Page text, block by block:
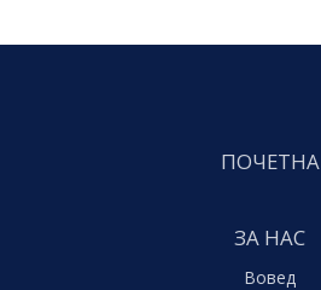
ПОЧЕТНА
ЗА НАС
Вовед